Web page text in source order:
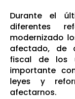
Durante el
diferentes
modernizado
afectado, de
fiscal de los
importante
leyes y
afectarnos.